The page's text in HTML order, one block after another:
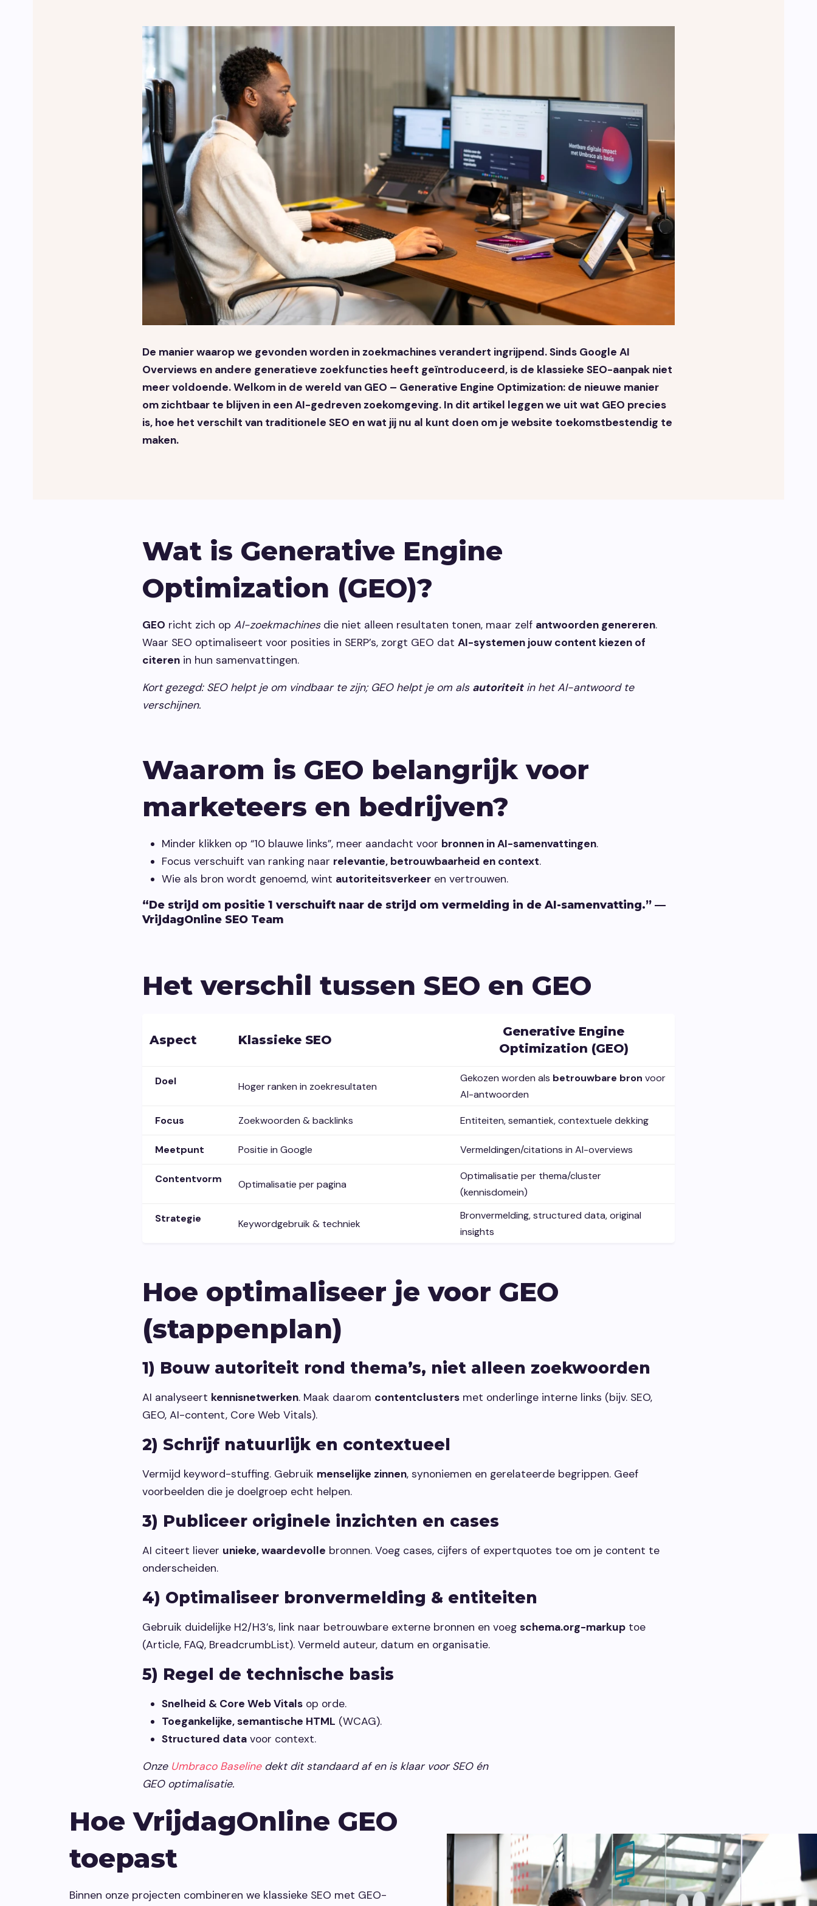
Webontwikkeling die past bij jouw
De manier waarop we gevonden worden in zoekmachines verandert ingrijpend. Sinds Google AI
Overviews en andere generatieve zoekfuncties heeft geïntroduceerd, is de klassieke SEO-aanpak niet
meer voldoende. Welkom in de wereld van GEO – Generative Engine Optimization: de nieuwe manier
om zichtbaar te blijven in een AI-gedreven zoekomgeving. In dit artikel leggen we uit wat GEO precies
is, hoe het verschilt van traditionele SEO en wat jij nu al kunt doen om je website toekomstbestendig te
maken.
Wat is Generative Engine
Optimization (GEO)?
GEO richt zich op AI-zoekmachinesdie niet alleen resultaten tonen, maar zelf antwoorden genereren.
Waar SEO optimaliseert voor posities in SERP’s, zorgt GEO dat AI-systemen jouw content kiezen of
citeren in hun samenvattingen.
Kort gezegd: SEO helpt je om vindbaar te zijn; GEO helpt je om als autoriteitin het AI-antwoord te
verschijnen.
Waarom is GEO belangrijk voor
marketeers en bedrijven?
Minder klikken op “10 blauwe links”, meer aandacht voor bronnen in AI-samenvattingen.
Focus verschuift van ranking naar relevantie, betrouwbaarheid en context.
Wie als bron wordt genoemd, wint autoriteitsverkeer en vertrouwen.
“De strijd om positie 1 verschuift naar de strijd om vermelding in de AI-samenvatting.” —
VrijdagOnline SEO Team
Het verschil tussen SEO en GEO
Aspect Klassieke SEO
Generative Engine
Optimization (GEO)
Doel Hoger ranken in zoekresultaten
Gekozen worden als betrouwbare bron voor
AI-antwoorden
Focus Zoekwoorden & backlinks Entiteiten, semantiek, contextuele dekking
Meetpunt Positie in Google Vermeldingen/citations in AI-overviews
Contentvorm Optimalisatie per pagina
Optimalisatie per thema/cluster
(kennisdomein)
Strategie Keywordgebruik & techniek
Bronvermelding, structured data, original
insights
Hoe optimaliseer je voor GEO
(stappenplan)
1) Bouw autoriteit rond thema’s, niet alleen zoekwoorden
AI analyseert kennisnetwerken. Maak daarom contentclusters met onderlinge interne links (bijv. SEO,
GEO, AI-content, Core Web Vitals).
2) Schrijf natuurlijk en contextueel
Vermijd keyword-stuffing. Gebruik menselijke zinnen, synoniemen en gerelateerde begrippen. Geef
voorbeelden die je doelgroep echt helpen.
3) Publiceer originele inzichten en cases
AI citeert liever unieke, waardevolle bronnen. Voeg cases, cijfers of expertquotes toe om je content te
onderscheiden.
4) Optimaliseer bronvermelding & entiteiten
Gebruik duidelijke H2/H3’s, link naar betrouwbare externe bronnen en voeg schema.org-markup toe
(Article, FAQ, BreadcrumbList). Vermeld auteur, datum en organisatie.
5) Regel de technische basis
Snelheid & Core Web Vitals op orde.
Toegankelijke, semantische HTML (WCAG).
Structured data voor context.
Onze Umbraco Baselinedekt dit standaard af en is klaar voor SEO én
GEO optimalisatie.
Hoe VrijdagOnline GEO
toepast
Binnen onze projecten combineren we klassieke SEO met GEO-